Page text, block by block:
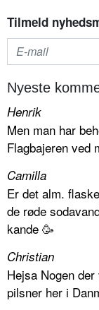
Tilmeld
Nyeste
Henrik
Men man har
Flagbajeren ved
Camilla
Er det alm.
de røde
kande 🥳
Christian
Hejsa Nogen
pilsner her i